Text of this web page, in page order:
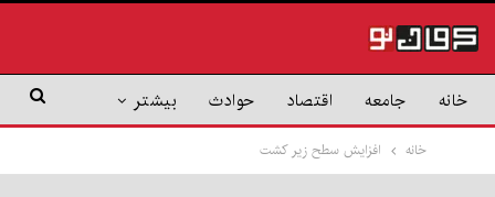
خانه جامعه اقتصاد حوادث بیشتر
خانه افزایش سطح زیر کشت